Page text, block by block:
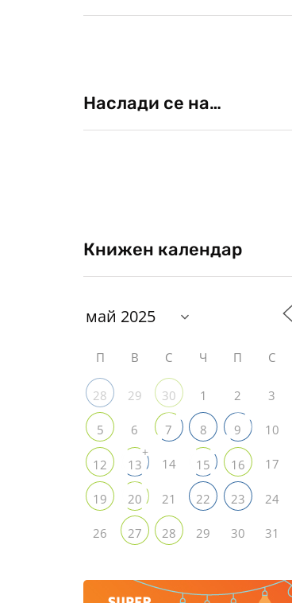
Наслади се на…
Книжен календар
П В С Ч П С
28 29 30 1 2 3
5 6 7 8 9 10
12 13
+
14 15 16 17
19 20 21 22 23 24
26 27 28 29 30 31